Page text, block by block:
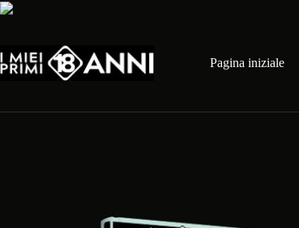
Salta
Pagina iniziale